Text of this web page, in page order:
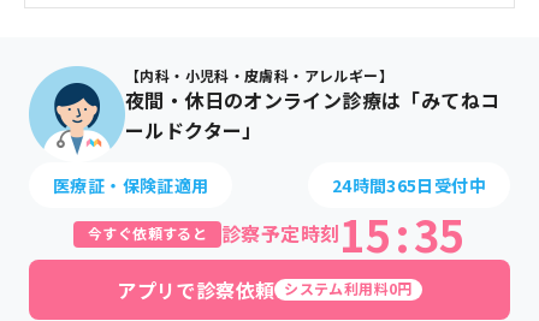
【内科・小児科・皮膚科・アレルギー】
夜間・休日のオンライン診療は「みてねコ
ールドクター」
医療証・保険証適用 24時間365日受付中
今すぐ依頼すると 診察予定時刻15:35
アプリで診察依頼 システム利用料0円